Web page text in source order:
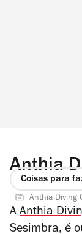
Anthia
Coisas para
Anthia Diving
A Anthia
Sesimbra, é